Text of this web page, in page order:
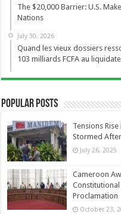
The $20,000 Barrier: U.S.
Nations
July 30, 2026
Quand les vieux dossiers
103 milliards FCFA au
Popular Posts
Tensions
Stormed
July 26, 2025
Cameroon
Proclamation
October 23,